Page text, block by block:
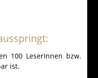
100 LeserInnen bzw.
ist.